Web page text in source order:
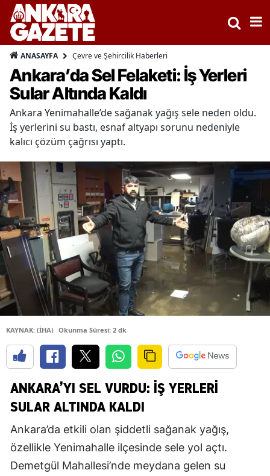
ANASAYFA Çevre ve Şehircilik Haberleri
Ankara’da Sel Felaketi: İş Yerleri
Sular Altında Kaldı
Ankara Yenimahalle’de sağanak yağış sele neden oldu.
İş yerlerini su bastı, esnaf altyapı sorunu nedeniyle
kalıcı çözüm çağrısı yaptı.
KAYNAK: (İHA) Okunma Süresi: 2 dk
ANKARA’YI SEL VURDU: İŞ YERLERI
SULAR ALTINDA KALDI
Ankara’da etkili olan şiddetli sağanak yağış,
özellikle Yenimahalle ilçesinde sele yol açtı.
Demetgül Mahallesi’nde meydana gelen su